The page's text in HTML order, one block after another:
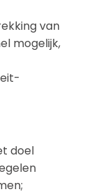
van
mogelijk,
doel